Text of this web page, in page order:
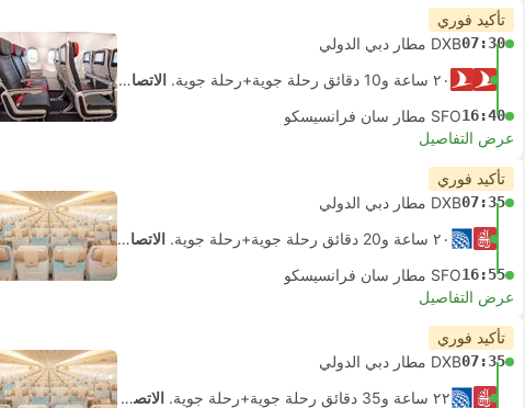
تأكيد فوري
07:30DXB مطار دبي الدولي
٢٠ ساعة و‫10 دقائق رحلة جوية+رحلة جوية.
الاتصال الذاتي
16:40SFO مطار سان فرانسيسكو
عرض التفاصيل
تأكيد فوري
07:35DXB مطار دبي الدولي
٢٠ ساعة و‫20 دقائق رحلة جوية+رحلة جوية.
الاتصال الذاتي
16:55SFO مطار سان فرانسيسكو
عرض التفاصيل
تأكيد فوري
07:35DXB مطار دبي الدولي
٢٢ ساعة و‫35 دقائق رحلة جوية+رحلة جوية.
الاتصال الذاتي